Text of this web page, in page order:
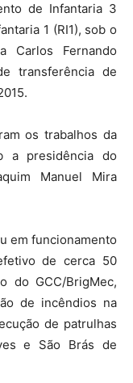
de Infantaria 3
1 (RI1), sob o
Carlos Fernando
transferência de
os trabalhos da
a presidência do
Manuel Mira
em funcionamento
de cerca 50
do GCC/BrigMec,
de incêndios na
de patrulhas
e São Brás de